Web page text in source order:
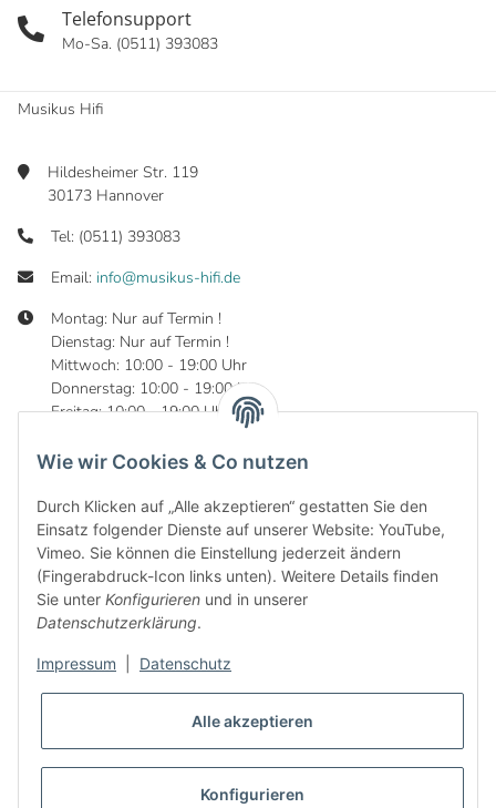
Wie wir Cookies & Co nutzen
Durch Klicken auf „Alle akzeptieren“ gestatten Sie den
Einsatz folgender Dienste auf unserer Website: YouTube,
Vimeo. Sie können die Einstellung jederzeit ändern
(Fingerabdruck-Icon links unten). Weitere Details finden
Sie unter Konfigurieren und in unserer
Datenschutzerklärung.
Impressum Datenschutz
Alle akzeptieren
Konfigurieren
Telefonsupport
Mo-Sa. (0511) 393083
Musikus Hifi
Hildesheimer Str. 119
30173 Hannover
Tel: (0511) 393083
Email: info@musikus-hifi.de
Montag: Nur auf Termin !
Dienstag: Nur auf Termin !
Mittwoch: 10:00 - 19:00 Uhr
Donnerstag: 10:00 - 19:00 Uhr
Freitag: 10:00 - 19:00 Uhr
Informationen
Gesetzliche Informationen
* Alle Preise inkl. gesetzlicher USt., zzgl.